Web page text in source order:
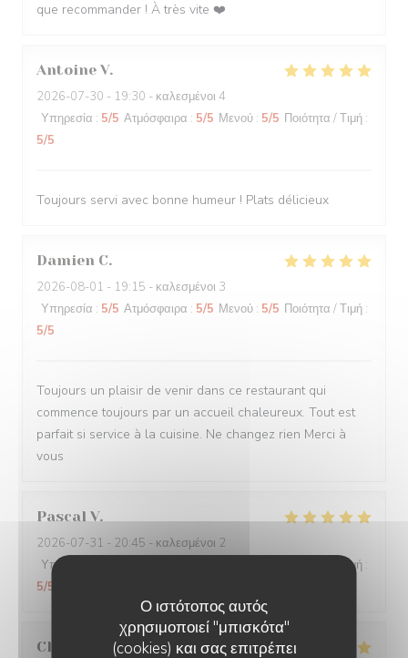
Ο ιστότοπος αυτός
χρησιμοποιεί "μπισκότα"
(cookies) και σας επιτρέπει
que recommander ! À très vite ❤️
Antoine V
2026-07-30 - 19:30 - καλεσμένοι 4
Υπηρεσία : 5/5 Ατμόσφαιρα : 5/5 Μενού : 5/5 Ποιότητα / Τιμή :
5/5
Toujours servi avec bonne humeur ! Plats délicieux
Damien C
2026-08-01 - 19:15 - καλεσμένοι 3
Υπηρεσία : 5/5 Ατμόσφαιρα : 5/5 Μενού : 5/5 Ποιότητα / Τιμή :
5/5
Toujours un plaisir de venir dans ce restaurant qui
commence toujours par un accueil chaleureux. Tout est
parfait si service à la cuisine. Ne changez rien Merci à
vous
Pascal V
2026-07-31 - 20:45 - καλεσμένοι 2
Υπηρεσία
Ποιότητα / Τιμή :
5/5
Claire